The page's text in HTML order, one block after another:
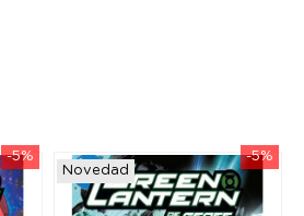
-5%
-5%
Novedad